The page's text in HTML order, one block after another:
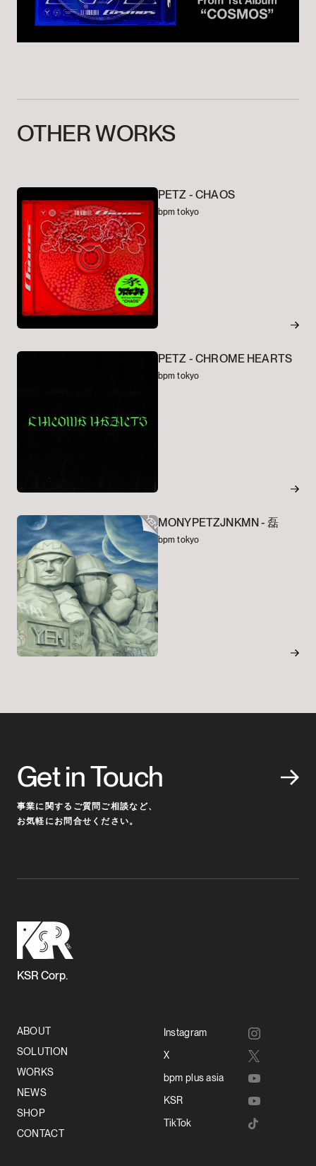
OTHERWORKS
PETZ -CHAOS
bpm tokyo
PETZ -CHROME HEARTS
bpm tokyo
MONYPETZJNKMN -磊
bpm tokyo
Get in Touch
事業に関するご質問ご相談など、
お気軽にお問合せください。
KSR Corp.
ABOUT
SOLUTION
WORKS
NEWS
SHOP
CONTACT
Instagram
X
bpm plus asia
KSR
TikTok